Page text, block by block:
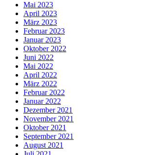
Mai 2023
April 2023
März 2023
Februar 2023
Januar 2023
Oktober 2022
Juni 2022
Mai 2022
April 2022
März 2022
Februar 2022
Januar 2022
Dezember 2021
November 2021
Oktober 2021
September 2021
August 2021